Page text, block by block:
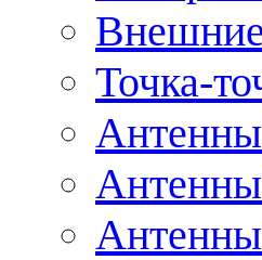
Точка-